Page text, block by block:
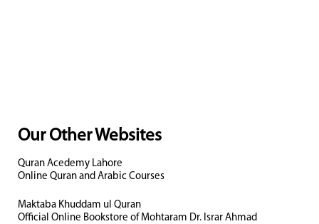
Our Other Websites
Quran Acedemy Lahore
Online Quran and Arabic Courses
Maktaba Khuddam ul Quran
Official Online Bookstore of Mohtaram Dr. Israr Ahmad